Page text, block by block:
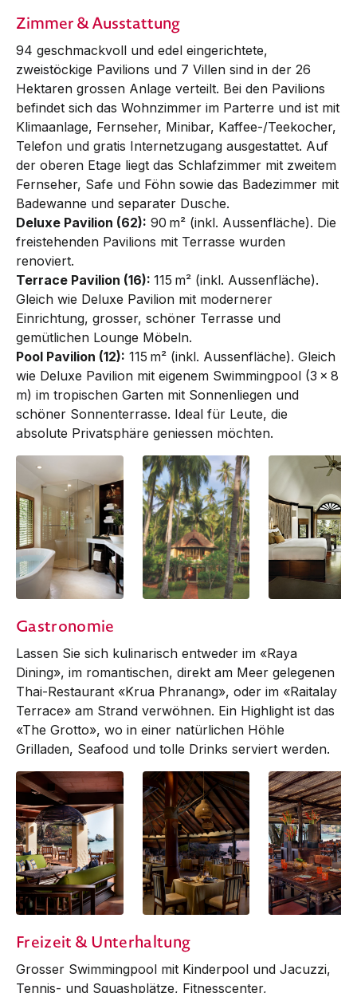
Zimmer & Ausstattung
94 geschmackvoll und edel eingerichtete,
zweistöckige Pavilions und 7 Villen sind in der 26
Hek­taren grossen Anlage verteilt. Bei den Pavilions
befindet sich das Wohnzimmer im Parterre und ist mit
Klima­an­lage, Fern­seher, Minibar, K­affee-­­/Teekocher,
Telefon und gratis Inter­net­zugang ausgestattet. Auf
der oberen Etage liegt das Schlaf­zimmer mit zweitem
Fernseher, Safe und Föhn sowie das Badezimmer mit
Bade­wanne und separater Dusche.
Deluxe Pavilion (62): 90 m² (inkl. Aussenfläche). Die
freistehenden Pavilions mit Terrasse wurden
renoviert.
Terrace Pavilion (16): 115 m² (inkl. Aussenfläche).
Gleich wie Deluxe Pavilion mit modernerer
Einrichtung, grosser, schöner Terrasse und
gemütlichen Lounge Möbeln.
Pool Pavilion (12): 115 m² (inkl. Aussenfläche). Gleich
wie Deluxe Pavilion mit eigenem Swimming­pool (3 x 8
m) im tropischen Garten mit Son­nen­liegen und
schöner Son­nen­­­ter­ras­­se. Ideal für Leute, die
absolute Privat­sphäre genies­­sen möchten.
Bathroom
Gastronomie
Lassen Sie sich kulinarisch entweder im «Raya
Dining», im romantischen, direkt am Meer gelegenen
Thai-Restaurant «Krua Phranang», oder im «Raitalay
Terrace» am Strand verwöhnen. Ein Highlight ist das
«The Grotto», wo in einer natürlichen Höhle
Grilladen, Seafood und tolle Drinks serviert werden.
Freizeit & Unterhaltung
Grosser Swimmingpool mit Kinder­pool und Jacuzzi,
Tennis- und Squashplätze, Fitness­center,